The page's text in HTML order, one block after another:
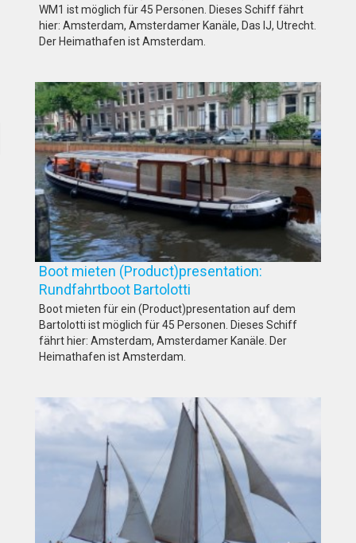
WM1 ist möglich für 45 Personen. Dieses Schiff fährt
hier: Amsterdam, Amsterdamer Kanäle, Das IJ, Utrecht.
Der Heimathafen ist Amsterdam.
Boot mieten (Product)presentation:
Rundfahrtboot Bartolotti
Boot mieten für ein (Product)presentation auf dem
Bartolotti ist möglich für 45 Personen. Dieses Schiff
fährt hier: Amsterdam, Amsterdamer Kanäle. Der
Heimathafen ist Amsterdam.